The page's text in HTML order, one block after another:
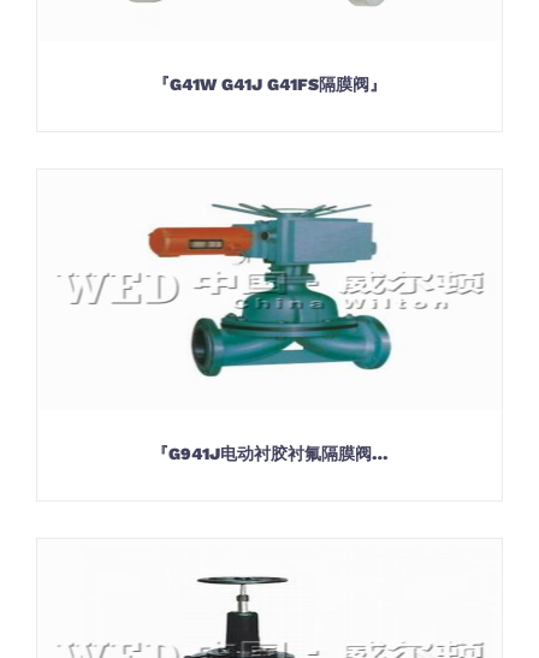
『G41W G41J G41FS隔膜阀』
『G941J电动衬胶衬氟隔膜阀…